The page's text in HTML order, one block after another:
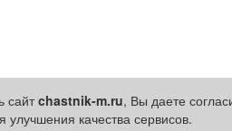
сайтchastnik-m.ru, Вы даете
качества сервисов.